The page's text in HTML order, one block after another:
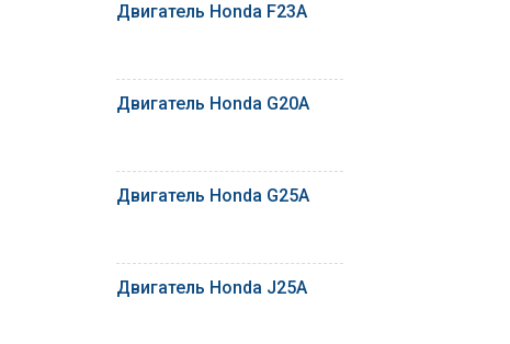
Двигатель Honda F23A
Двигатель Honda G20A
Двигатель Honda G25A
Двигатель Honda J25A